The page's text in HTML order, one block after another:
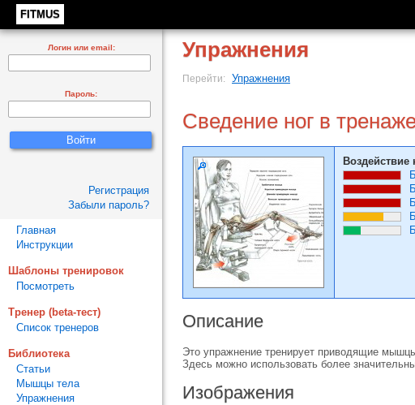
FITMUS
Упражнения
Перейти: Упражнения
Сведение ног в
Описание
Это упражнение тренирует приводящие
Здесь можно использовать более
Изображения
Логин или email:
Пароль:
Регистрация
Забыли пароль?
Главная
Инструкции
Шаблоны тренировок
Посмотреть
Тренер (beta-тест)
Список тренеров
Библиотека
Статьи
Мышцы тела
Упражнения